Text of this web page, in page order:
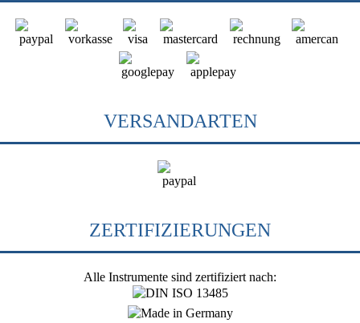
VERSANDARTEN
ZERTIFIZIERUNGEN
Alle Instrumente sind zertifiziert nach: